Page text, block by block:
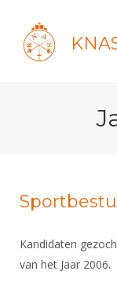
Forums
Maandelijks archief
Lidmaatschap
Tarieven
Reglementen
Recreatiesport
Veteranen
Voor de jeugd
Forums
Kandidaten
van het Jaar 2006.